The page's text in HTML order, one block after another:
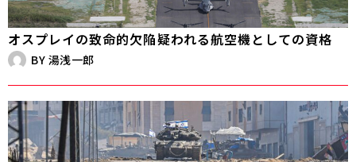
オスプレイの致命的欠陥――疑われる航空機としての資格
BY 湯浅一郎